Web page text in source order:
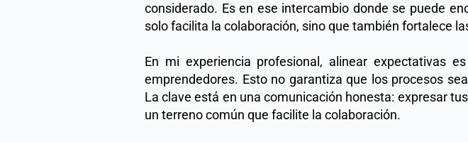
considerado. Es en ese intercambio donde se puede
solo facilita la colaboración, sino que también fortalece
En mi experiencia profesional, alinear expectativas
emprendedores. Esto no garantiza que los procesos
La clave está en una comunicación honesta: expresar
un terreno común que facilite la colaboración.